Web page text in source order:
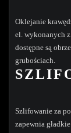
Oklejanie
el. wykonanych
dostępne są
grubościach.
Szlifowanie za
zapewnia